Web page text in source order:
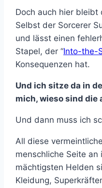
Doch auch hier bleibt
Selbst der Sorcerer
und lässt einen
Stapel, der “Into-the-
Konsequenzen hat.
Und ich sitze da in
mich, wieso sind die
Und dann muss ich
All diese
menschliche Seite an
mächtigsten Helden
Kleidung,